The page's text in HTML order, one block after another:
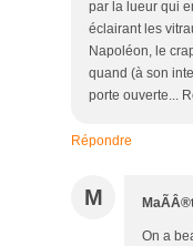
par la lueur qui
éclairant les
Napoléon, le
quand (à son
porte ouverte...
Répondre
M
On a